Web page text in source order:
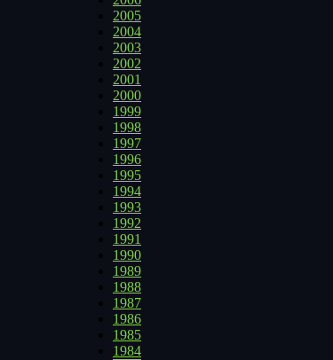
2005
2004
2003
2002
2001
2000
1999
1998
1997
1996
1995
1994
1993
1992
1991
1990
1989
1988
1987
1986
1985
1984